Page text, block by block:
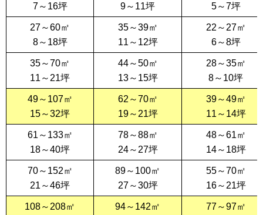
7～16坪
9～11坪
5～7坪
27～60㎡
8～18坪
35～39㎡
11～12坪
22～27㎡
6～8坪
35～70㎡
11～21坪
44～50㎡
13～15坪
28～35㎡
8～10坪
49～107㎡
15～32坪
62～70㎡
19～21坪
39～49㎡
11～14坪
61～133㎡
18～40坪
78～88㎡
24～27坪
48～61㎡
14～18坪
70～152㎡
21～46坪
89～100㎡
27～30坪
55～70㎡
16～21坪
108～208㎡
94～142㎡
77～97㎡